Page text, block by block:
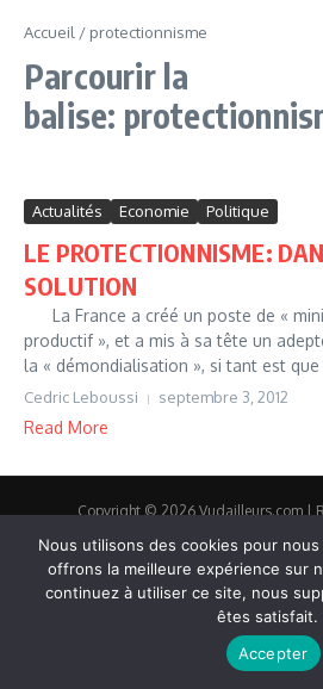
Accueil / protectionnisme
Parcourir la
balise:
Actualités Economie Politique
LE PROTECTIONNISME:
SOLUTION
La France a créé un poste de «
productif », et a mis à sa tête un
la « démondialisation », si tant est
Cedric Leboussi septembre 3, 2012
Read More
Copyright © 2026 Vudailleurs.com |
Nous utilisons des cookies pour
offrons la meilleure expérience sur
continuez à utiliser ce site, nous
êtes satisfait.
Accepter